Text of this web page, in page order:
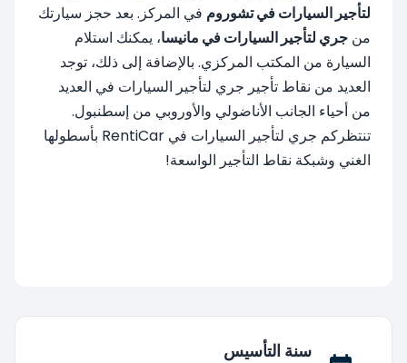
لتأجير السيارات في تشوروم في المركز. بعد حجز سيارتك
من جري لتأجير السيارات في مانيسا، يمكنك استلام
السيارة من المكتب المركزي. بالإضافة إلى ذلك، توجد
العديد من نقاط تأجير جري لتأجير السيارات في العديد
من أحياء الجانب الأناضولي والأوروبي من إسطنبول.
تنتظركم جري لتأجير السيارات في RentiCar بأسطولها
الغني وشبكة نقاط التأجير الواسعة!
سنة التأسيس